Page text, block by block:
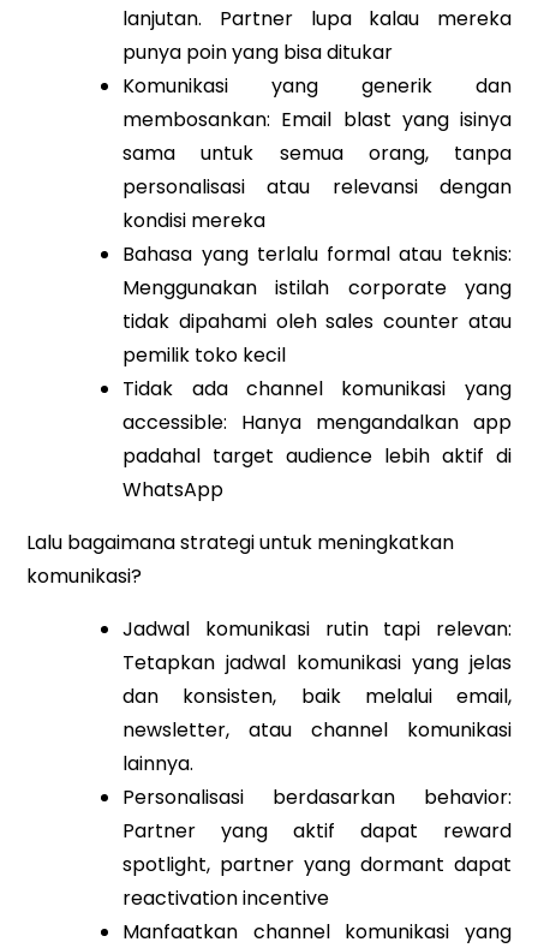
lanjutan. Partner lupa kalau mereka
punya poin yang bisa ditukar
Komunikasi yang generik dan
membosankan: Email blast yang isinya
sama untuk semua orang, tanpa
personalisasi atau relevansi dengan
kondisi mereka
Bahasa yang terlalu formal atau teknis:
Menggunakan istilah corporate yang
tidak dipahami oleh sales counter atau
pemilik toko kecil
Tidak ada channel komunikasi yang
accessible: Hanya mengandalkan app
padahal target audience lebih aktif di
WhatsApp
Lalu bagaimana strategi untuk meningkatkan
komunikasi?
Jadwal komunikasi rutin tapi relevan:
Tetapkan jadwal komunikasi yang jelas
dan konsisten, baik melalui email,
newsletter, atau channel komunikasi
lainnya.
Personalisasi berdasarkan behavior:
Partner yang aktif dapat reward
spotlight, partner yang dormant dapat
reactivation incentive
Manfaatkan channel komunikasi yang